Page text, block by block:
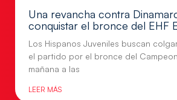
Una revancha contra
conquistar el bronce del EHF
Los Hispanos Juveniles buscan
el partido por el bronce del
mañana a las
LEER MÁS